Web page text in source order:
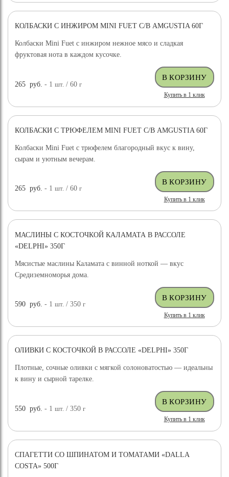
КОЛБАСКИ С ИНЖИРОМ MINI FUET С/В AMGUSTIA 60Г
Колбаски Mini Fuet с инжиром нежное мясо и сладкая
фруктовая нота в каждом кусочке.
265 руб. - 1шт. / 60г
Купить в 1 клик
КОЛБАСКИ С ТРЮФЕЛЕМ MINI FUET С/В AMGUSTIA 60Г
Колбаски Mini Fuet с трюфелем благородный вкус к вину,
сырам и уютным вечерам.
265 руб. - 1шт. / 60г
Купить в 1 клик
МАСЛИНЫ С КОСТОЧКОЙ КАЛАМАТА В РАССОЛЕ
«DELPHI» 350Г
Мясистые маслины Каламата с винной ноткой — вкус
Средиземноморья дома.
590 руб. - 1шт. / 350г
Купить в 1 клик
ОЛИВКИ С КОСТОЧКОЙ В РАССОЛЕ «DELPHI» 350Г
Плотные, сочные оливки с мягкой солоноватостью — идеальны
к вину и сырной тарелке.
550 руб. - 1шт. / 350г
Купить в 1 клик
СПАГЕТТИ СО ШПИНАТОМ И ТОМАТАМИ «DALLA
COSTA» 500Г